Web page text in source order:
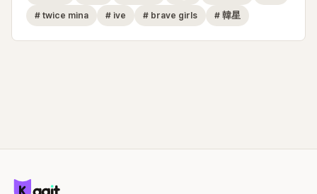
# twice mina # ive # brave girls # 韓星